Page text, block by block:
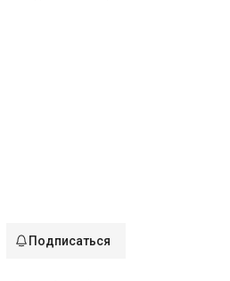
Подписаться